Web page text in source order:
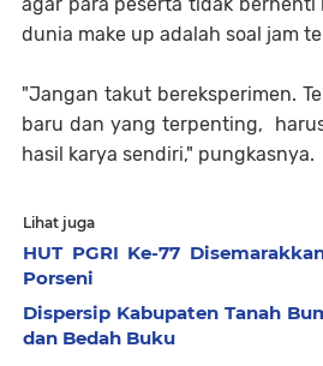
dunia make up adalah soal jam
"Jangan takut bereksperimen.
baru dan yang terpenting,
hasil karya sendiri," pungkasnya.
Lihat juga
HUT PGRI Ke-77
Porseni
Dispersip Kabupaten Tanah
dan Bedah Buku